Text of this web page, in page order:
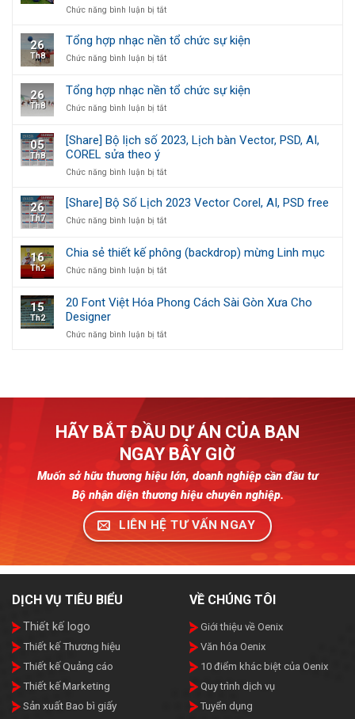
Số
Công
Giáo
2023
Chức năng bình luận bị tắtở
Hợp
Các
Trò
Team
Building
Siêu
Nhộn
Đề
26
Th8
Tổng hợp nhạc nền tổ chức sự kiện
Chức năng bình luận bị tắtở
hợp
nhạc
nền
chức
sự
26
Th8
Tổng hợp nhạc nền tổ chức sự kiện
Chức năng bình luận bị tắtở
nhạc
tổ
sự
kiện
05
Th8
[Share] Bộ lịch số 2023, Lịch bàn Vector, PSD, AI,
COREL sửa theo ý
Chức năng bình luận bị tắtở
Bộ
lịch
số
Lịch
bàn
Vector,
AI,
COREL
theo
26
Th7
[Share] Bộ Số Lịch 2023 Vector Corel, AI, PSD free
Chức năng bình luận bị tắtở
Số
Lịch
Vector
Corel,
PSD
16
Th2
Chia sẻ thiết kế phông (backdrop) mừng Linh mục
Chức năng bình luận bị tắtở
thiết
phông
15
Th2
20 Font Việt Hóa Phong Cách Sài Gòn Xưa Cho
Designer
Chức năng bình luận bị tắtở
Phong
Gòn
Xưa
Cho
Designer
HÃY BẮT ĐẦU DỰ ÁN CỦA BẠN
NGAY BÂY GIỜ
Muốn sở hữu thương hiệu lớn, doanh nghiệp cần đầu tư
Bộ nhận diện thương hiệu chuyên nghiệp.
LIÊN HỆ TƯ VẤN NGAY
DỊCH VỤ TIÊU BIỂU
Thiết kế logo
Thiết kế Thương hiệu
Thiết kế Quảng cáo
Thiết kế Marketing
Sản xuất Bao bì giấy
VỀ CHÚNG TÔI
Giới thiệu về Oenix
Văn hóa Oenix
10 điểm khác biệt của Oenix
Quy trình dịch vụ
Tuyển dụng